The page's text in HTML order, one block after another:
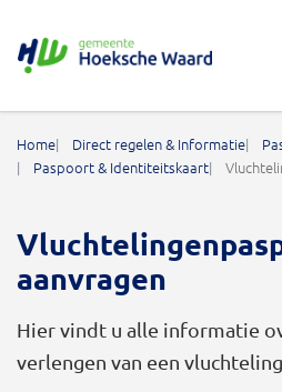
Home Direct regelen & Informatie
Paspoort & Identiteitskaart
aanvragen
Hier vindt u alle informatie
verlengen van een